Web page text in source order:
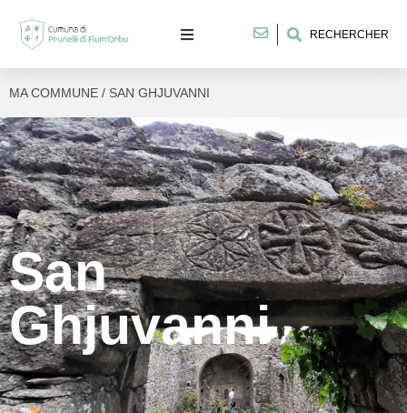
RECHERCHER
MA COMMUNE / SAN GHJUVANNI
San
Ghjuvanni